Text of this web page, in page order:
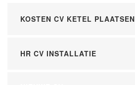
KOSTEN CV KETEL PLAATSEN
HR CV INSTALLATIE